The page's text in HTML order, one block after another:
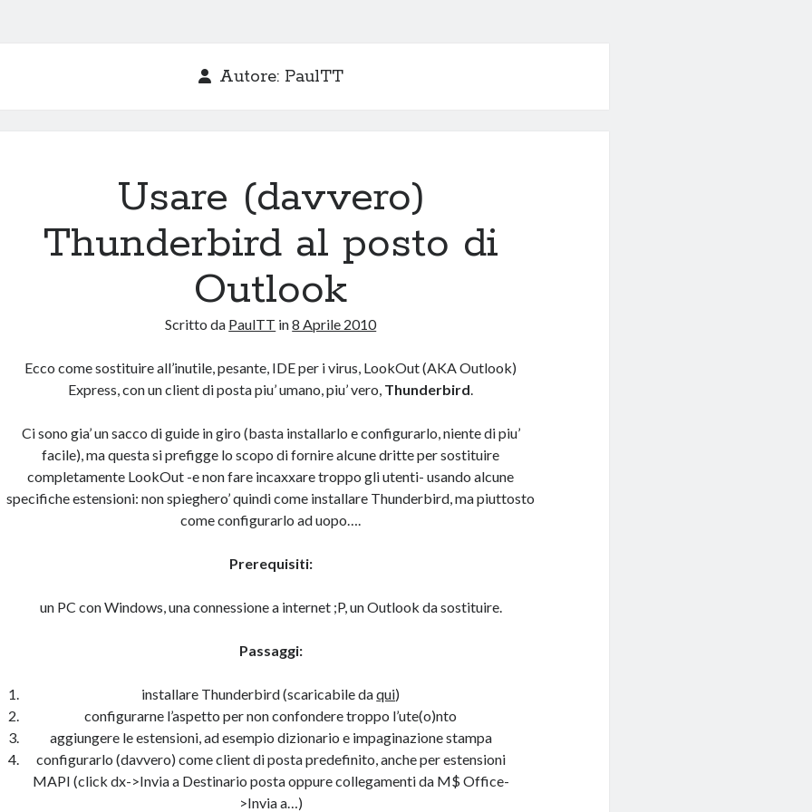
Autore: PaulTT
Usare (davvero)
Thunderbird al posto di
Outlook
Scritto da PaulTT in8 Aprile 2010
Ecco come sostituire all’inutile, pesante, IDE per i virus, LookOut (AKA Outlook)
Express, con un client di posta piu’ umano, piu’ vero, Thunderbird.
Ci sono gia’ un sacco di guide in giro (basta installarlo e configurarlo, niente di piu’
facile), ma questa si prefigge lo scopo di fornire alcune dritte per sostituire
completamente LookOut -e non fare incaxxare troppo gli utenti- usando alcune
specifiche estensioni: non spieghero’ quindi come installare Thunderbird, ma piuttosto
come configurarlo ad uopo….
Prerequisiti:
un PC con Windows, una connessione a internet ;P, un Outlook da sostituire.
Passaggi:
installare Thunderbird (scaricabile daqui)
configurarne l’aspetto per non confondere troppo l’ute(o)nto
aggiungere le estensioni, ad esempio dizionario e impaginazione stampa
configurarlo (davvero) come client di posta predefinito, anche per estensioni
MAPI (click dx->Invia a Destinario posta oppure collegamenti da M$ Office-
>Invia a…)